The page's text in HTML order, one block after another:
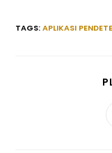
TAGS:APLIKASI